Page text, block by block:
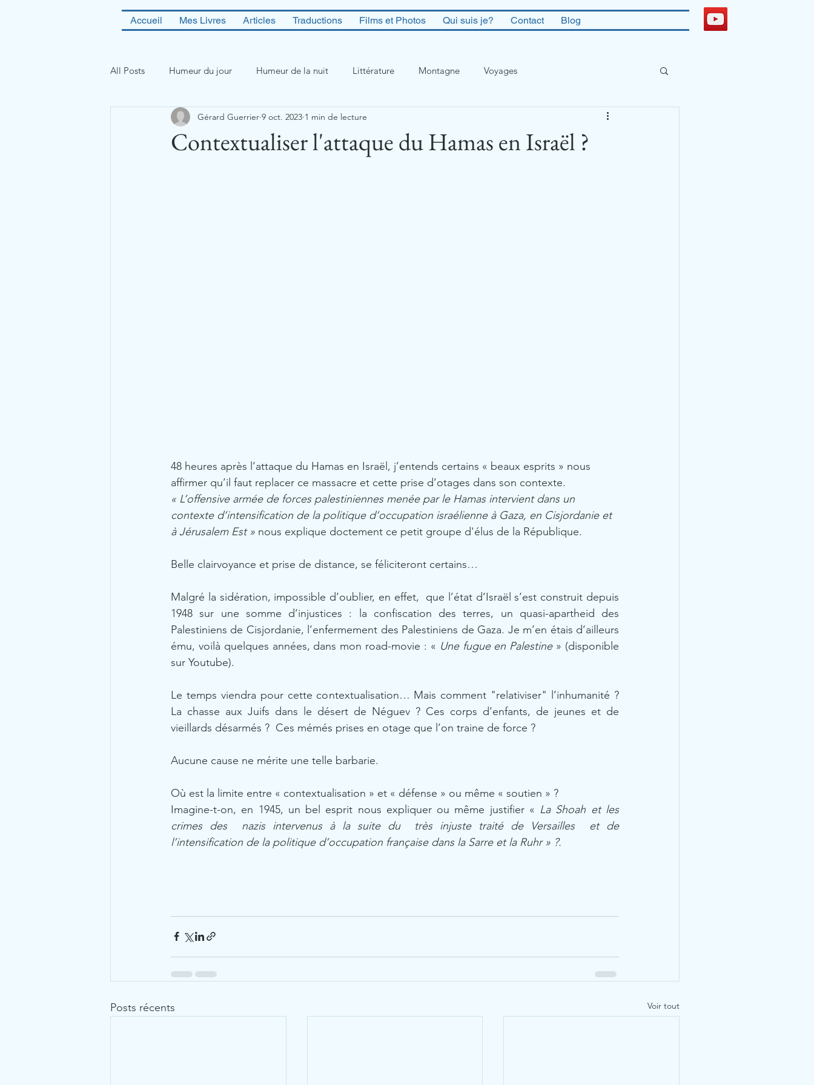
Accueil Mes Livres Articles Traductions Films et Photos Qui suis je? Contact Blog
All Posts Humeur du jour Humeur de la nuit Littérature Montagne Voyages
Contextualiser l'attaque du Hamas en Israël ?
Gérard Guerrier 9 oct. 2023 1 min de lecture
48 heures après l’attaque du Hamas en Israël, j’entends certains « beaux esprits » nous
affirmer qu’il faut replacer ce massacre et cette prise d’otages dans son contexte.
« L’offensive armée de forces palestiniennes menée par le Hamas intervient dans un
contexte d’intensification de la politique d’occupation israélienne à Gaza, en Cisjordanie et
à Jérusalem Est » nous explique doctement ce petit groupe d'élus de la République.
Belle clairvoyance et prise de distance, se féliciteront certains…
Malgré la sidération, impossible d’oublier, en effet,  que l’état d’Israël s’est construit depuis
1948 sur une somme d’injustices : la confiscation des terres, un quasi-apartheid des
Palestiniens de Cisjordanie, l’enfermement des Palestiniens de Gaza. Je m’en étais d’ailleurs
ému, voilà quelques années, dans mon road-movie : « Une fugue en Palestine » (disponible
sur Youtube).
Le temps viendra pour cette contextualisation… Mais comment "relativiser" l’inhumanité ?
La chasse aux Juifs dans le désert de Néguev ? Ces corps d’enfants, de jeunes et de
vieillards désarmés ?  Ces mémés prises en otage que l’on traine de force ?
Aucune cause ne mérite une telle barbarie.
Où est la limite entre « contextualisation » et « défense » ou même « soutien » ?
Imagine-t-on, en 1945, un bel esprit nous expliquer ou même justifier « La Shoah et les
crimes des  nazis intervenus à la suite du  très injuste traité de Versailles  et de
l’intensification de la politique d’occupation française dans la Sarre et la Ruhr » ?.
Posts récents Voir tout